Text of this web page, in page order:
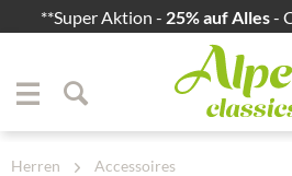
**Super Aktion - 25% auf Alles-
Zum
Herren Accessoires